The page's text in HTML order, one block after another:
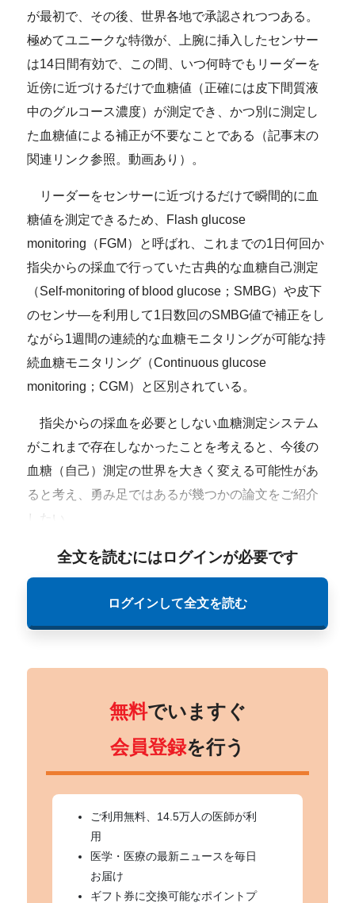
が最初で、その後、世界各地で承認されつつある。
極めてユニークな特徴が、上腕に挿入したセンサー
は14日間有効で、この間、いつ何時でもリーダーを
近傍に近づけるだけで血糖値（正確には皮下間質液
中のグルコース濃度）が測定でき、かつ別に測定し
た血糖値による補正が不要なことである（記事末の
関連リンク参照。動画あり）。
リーダーをセンサーに近づけるだけで瞬間的に血
糖値を測定できるため、Flash glucose
monitoring（FGM）と呼ばれ、これまでの1日何回か
指尖からの採血で行っていた古典的な血糖自己測定
（Self-monitoring of blood glucose；SMBG）や皮下
のセンサ―を利用して1日数回のSMBG値で補正をし
ながら1週間の連続的な血糖モニタリングが可能な持
続血糖モニタリング（Continuous glucose
monitoring；CGM）と区別されている。
指尖からの採血を必要としない血糖測定システム
がこれまで存在しなかったことを考えると、今後の
血糖（自己）測定の世界を大きく変える可能性があ
ると考え、勇み足ではあるが幾つかの論文をご紹介
したい。
全文を読むにはログインが必要です
ログインして全文を読む
無料でいますぐ
会員登録を行う
ご利用無料、14.5万人の医師が利
用
医学・医療の最新ニュースを毎日
お届け
ギフト券に交換可能なポイントプ